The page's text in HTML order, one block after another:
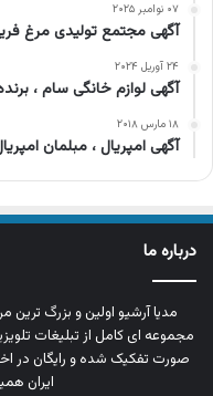
۰۷ نوامبر ۲۰۲۵
آگهی مجتمع تولیدی مرغ
۲۴ آوریل ۲۰۲۴
آگهی لوازم خانگی سام ،
۱۸ مارس ۲۰۱۸
آگهی امپریال ، مبلمان
درباره ما
مدیا آرشیو اولین و بزرگ‌ ترین
مجموعه‌ ای کامل از تبلیغات
صورت تفکیک‌ شده و رایگان در
ایران